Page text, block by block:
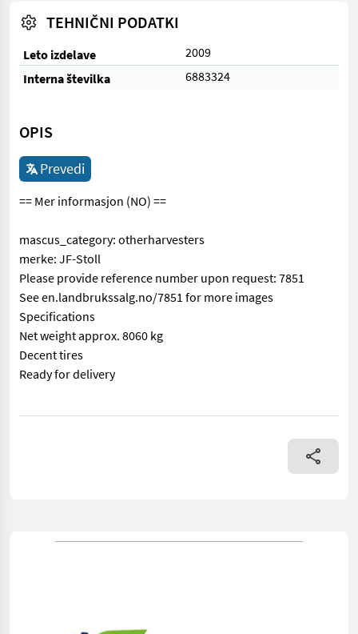
TEHNIČNI PODATKI
Leto izdelave
2009
Interna številka
6883324
OPIS
Prevedi
== Mer informasjon (NO) ==
mascus_category: otherharvesters
merke: JF-Stoll
Please provide reference number upon request: 7851
See en.landbrukssalg.no/7851 for more images
Specifications
Net weight approx. 8060 kg
Decent tires
Ready for delivery
== Mer informasjon (NO) == mascus_category: